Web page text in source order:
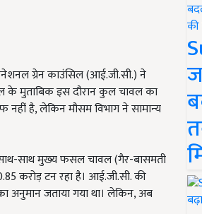
ग्रेन काउंसिल (आई.जी.सी.) ने
के मुताबिक इस दौरान कुल चावल का
है, लेकिन मौसम विभाग ने सामान्‍य
साथ मुख्‍य फसल चावल (गैर-बासमती
करोड़ टन रहा है। आई.जी.सी. की
अनुमान जताया गया था। लेकिन, अब